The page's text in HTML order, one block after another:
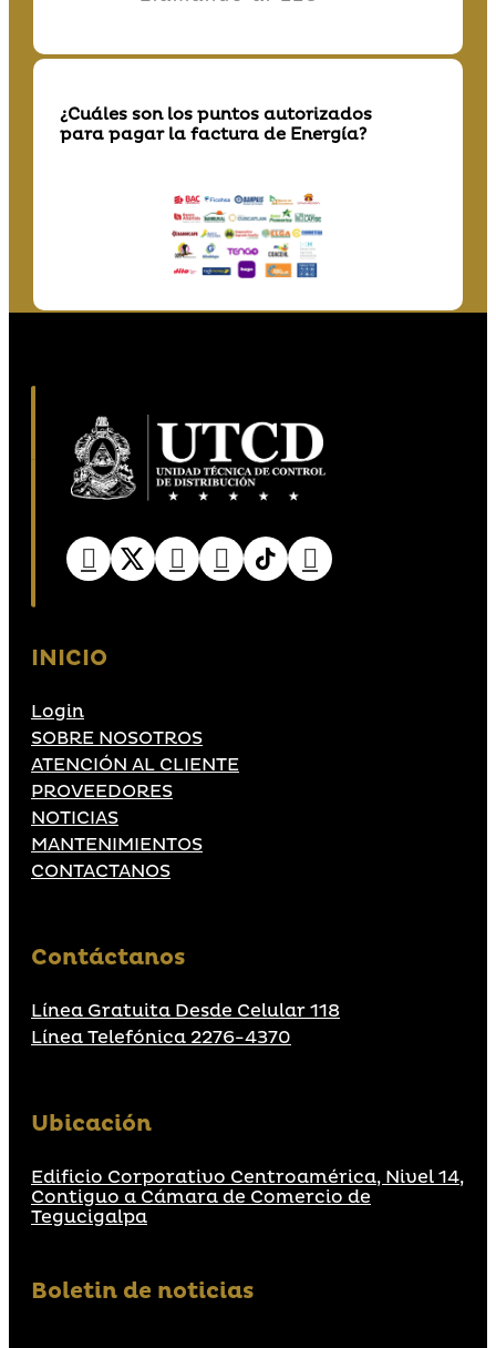
¿Cuáles son los puntos autorizados
para pagar la factura de Energía?
INICIO
Login
SOBRE NOSOTROS
ATENCIÓN AL CLIENTE
PROVEEDORES
NOTICIAS
MANTENIMIENTOS
CONTACTANOS
Contáctanos
Línea Gratuita Desde Celular 118
Línea Telefónica 2276-4370
Ubicación
Edificio Corporativo Centroamérica, Nivel 14,
Contiguo a Cámara de Comercio de
Tegucigalpa
Boletin de noticias